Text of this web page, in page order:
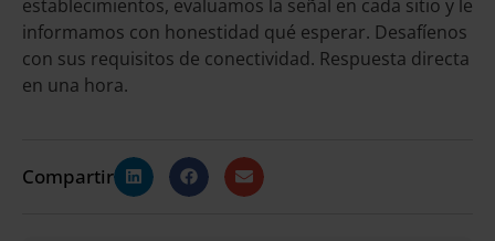
establecimientos, evaluamos la señal en cada sitio y le
informamos con honestidad qué esperar. Desafíenos
con sus requisitos de conectividad. Respuesta directa
en una hora.
Compartir